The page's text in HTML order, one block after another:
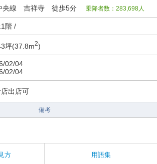
央線 吉祥寺 徒歩5分 乗降者数：283,698人
階 /
坪(37.8m2)
02/04
02/04
出店可
備考
方 用語集